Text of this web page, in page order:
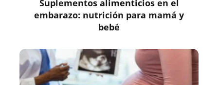
Suplementos alimenticios en el
embarazo: nutrición para mamá y
bebé